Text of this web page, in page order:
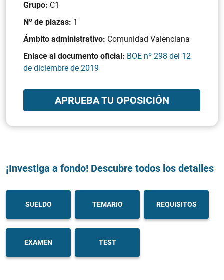
Grupo: C1
Nº de plazas: 1
Ámbito administrativo: Comunidad Valenciana
Enlace al documento oficial: BOE nº 298 del 12
de diciembre de 2019
APRUEBA TU OPOSICIÓN
¡Investiga a fondo! Descubre todos los detalles
SUELDO TEMARIO REQUISITOS
EXAMEN TEST